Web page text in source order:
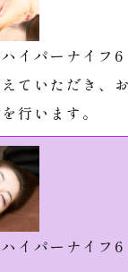
イパーナイフ6
ていただき、
行います。
イパーナイフ6